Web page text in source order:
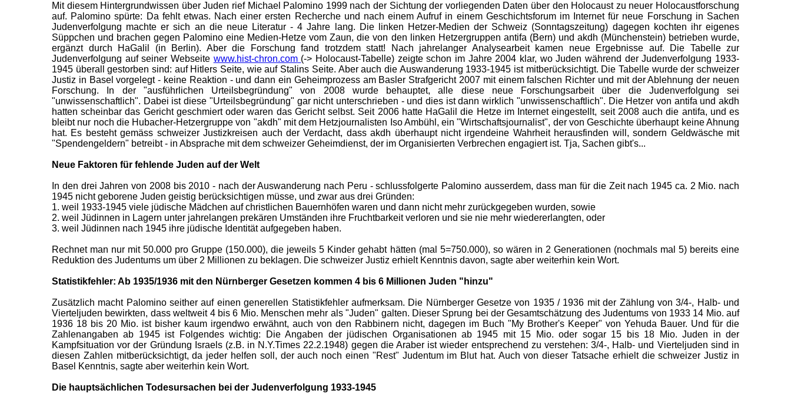
Mit diesem Hintergrundwissen über Juden rief Michael Palomino 1999 nach der Sichtung der vorliegenden Daten über den Holocaust zu neuer Holocaustforschung
auf. Palomino spürte: Da fehlt etwas. Nach einer ersten Recherche und nach einem Aufruf in einem Geschichtsforum im Internet für neue Forschung in Sachen
Judenverfolgung machte er sich an die neue Literatur - 4 Jahre lang. Die linken Hetzer-Medien der Schweiz (Sonntagszeitung) dagegen kochten ihr eigenes
Süppchen und brachen gegen Palomino eine Medien-Hetze vom Zaun, die von den linken Hetzergruppen antifa (Bern) und akdh (Münchenstein) betrieben wurde,
ergänzt durch HaGalil (in Berlin). Aber die Forschung fand trotzdem statt! Nach jahrelanger Analysearbeit kamen neue Ergebnisse auf. Die Tabelle zur
Judenverfolgung auf seiner Webseite www.hist-chron.com (-> Holocaust-Tabelle) zeigte schon im Jahre 2004 klar, wo Juden während der Judenverfolgung 1933-
1945 überall gestorben sind: auf Hitlers Seite, wie auf Stalins Seite. Aber auch die Auswanderung 1933-1945 ist mitberücksichtigt. Die Tabelle wurde der schweizer
Justiz in Basel vorgelegt - keine Reaktion - und dann ein Geheimprozess am Basler Strafgericht 2007 mit einem falschen Richter und mit der Ablehnung der neuen
Forschung. In der "ausführlichen Urteilsbegründung" von 2008 wurde behauptet, alle diese neue Forschungsarbeit über die Judenverfolgung sei
"unwissenschaftlich". Dabei ist diese "Urteilsbegründung" gar nicht unterschrieben - und dies ist dann wirklich "unwissenschaftlich". Die Hetzer von antifa und akdh
hatten scheinbar das Gericht geschmiert oder waren das Gericht selbst. Seit 2006 hatte HaGalil die Hetze im Internet eingestellt, seit 2008 auch die antifa, und es
bleibt nur noch die Hubacher-Hetzergruppe von "akdh" mit dem Hetzjournalisten Iso Ambühl, ein "Wirtschaftsjournalist", der von Geschichte überhaupt keine Ahnung
hat. Es besteht gemäss schweizer Justizkreisen auch der Verdacht, dass akdh überhaupt nicht irgendeine Wahrheit herausfinden will, sondern Geldwäsche mit
"Spendengeldern" betreibt - in Absprache mit dem schweizer Geheimdienst, der im Organisierten Verbrechen engagiert ist. Tja, Sachen gibt's...
Neue Faktoren für fehlende Juden auf der Welt
In den drei Jahren von 2008 bis 2010 - nach der Auswanderung nach Peru - schlussfolgerte Palomino ausserdem, dass man für die Zeit nach 1945 ca. 2 Mio. nach
1945 nicht geborene Juden geistig berücksichtigen müsse, und zwar aus drei Gründen:
1. weil 1933-1945 viele jüdische Mädchen auf christlichen Bauernhöfen waren und dann nicht mehr zurückgegeben wurden, sowie
2. weil Jüdinnen in Lagern unter jahrelangen prekären Umständen ihre Fruchtbarkeit verloren und sie nie mehr wiedererlangten, oder
3. weil Jüdinnen nach 1945 ihre jüdische Identität aufgegeben haben.
Rechnet man nur mit 50.000 pro Gruppe (150.000), die jeweils 5 Kinder gehabt hätten (mal 5=750.000), so wären in 2 Generationen (nochmals mal 5) bereits eine
Reduktion des Judentums um über 2 Millionen zu beklagen. Die schweizer Justiz erhielt Kenntnis davon, sagte aber weiterhin kein Wort.
Statistikfehler: Ab 1935/1936 mit den Nürnberger Gesetzen kommen 4 bis 6 Millionen Juden "hinzu"
Zusätzlich macht Palomino seither auf einen generellen Statistikfehler aufmerksam. Die Nürnberger Gesetze von 1935 / 1936 mit der Zählung von 3/4-, Halb- und
Vierteljuden bewirkten, dass weltweit 4 bis 6 Mio. Menschen mehr als "Juden" galten. Dieser Sprung bei der Gesamtschätzung des Judentums von 1933 14 Mio. auf
1936 18 bis 20 Mio. ist bisher kaum irgendwo erwähnt, auch von den Rabbinern nicht, dagegen im Buch "My Brother's Keeper" von Yehuda Bauer. Und für die
Zahlenangaben ab 1945 ist Folgendes wichtig: Die Angaben der jüdischen Organisationen ab 1945 mit 15 Mio. oder sogar 15 bis 18 Mio. Juden in der
Kampfsituation vor der Gründung Israels (z.B. in N.Y.Times 22.2.1948) gegen die Araber ist wieder entsprechend zu verstehen: 3/4-, Halb- und Vierteljuden sind in
diesen Zahlen mitberücksichtigt, da jeder helfen soll, der auch noch einen "Rest" Judentum im Blut hat. Auch von dieser Tatsache erhielt die schweizer Justiz in
Basel Kenntnis, sagte aber weiterhin kein Wort.
Die hauptsächlichen Todesursachen bei der Judenverfolgung 1933-1945